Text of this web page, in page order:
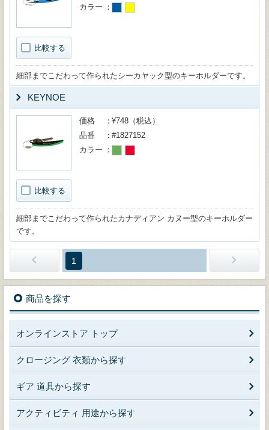
比較する
カラー
細部までこだわって作られたシーカヤック型のキーホルダーです。
KEYNOE
比較する
価格
¥748（税込）
品番
#1827152
カラー
細部までこだわって作られたカナディアン カヌー型のキーホルダー
です。
1
商品を探す
オンラインストア トップ
クロージング 衣類から探す
ギア 道具から探す
アクティビティ 用途から探す